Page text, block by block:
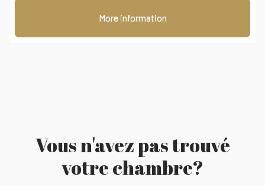
More information
Vous n'avez pas trouvé
votre chambre?